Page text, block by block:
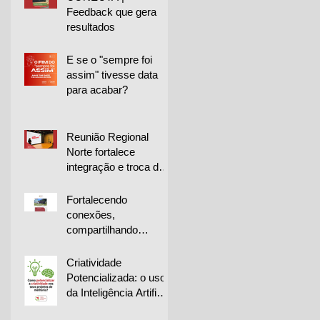
Feedback que gera
resultados
E se o "sempre foi
assim" tivesse data
para acabar?
Reunião Regional
Norte fortalece
integração e troca de
empresas
Fortalecendo
conexões,
compartilhando
impulsionando a
melhoria contínua
Criatividade
Potencializada: o uso
da Inteligência Artificial